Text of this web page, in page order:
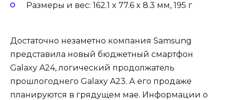
Размеры и вес: 162.1 x 77.6 x 8.3 мм, 195 г
Достаточно незаметно компания Samsung
представила новый бюджетный смартфон
Galaxy A24, логический продолжатель
прошлогоднего Galaxy A23. А его продаже
планируются в грядущем мае. Информации о